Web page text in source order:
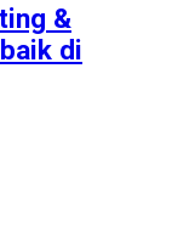
&
di